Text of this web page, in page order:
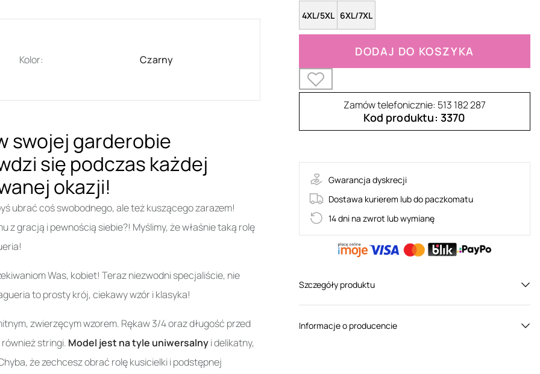
Kolor: Czarny
swojej garderobie
się podczas każdej
okazji!
ubrać coś swobodnego, ale też kuszącego zarazem!
z gracją i pewnością siebie?! Myślimy, że właśnie taką rolę
Was, kobiet! Teraz niezwodni specjaliście, nie
to prosty krój, ciekawy wzór i klasyka!
zwierzęcym wzorem. Rękaw 3/4 oraz długość przed
stringi. Model jest na tyle uniwersalnyi delikatny,
że zechcesz obrać rolę kusicielki i podstępnej
4XL/5XL 6XL/7XL
DODAJ DO KOSZYKA
Zamów telefonicznie: 513 182 287
Kod produktu: 3370
Gwarancja dyskrecji
Dostawa kurierem lub do paczkomatu
14 dni na zwrot lub wymianę
Szczegóły produktu
Informacje o producencie